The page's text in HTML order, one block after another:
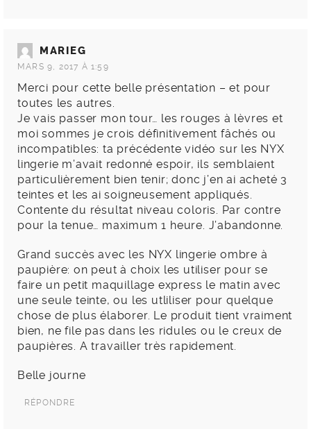
MARIEG
MARS 9, 2017 À 1:59
Merci pour cette belle présentation – et pour
toutes les autres.
Je vais passer mon tour… les rouges à lèvres et
moi sommes je crois définitivement fâchés ou
incompatibles: ta précédente vidéo sur les NYX
lingerie m’avait redonné espoir, ils semblaient
particulièrement bien tenir; donc j’en ai acheté 3
teintes et les ai soigneusement appliqués.
Contente du résultat niveau coloris. Par contre
pour la tenue… maximum 1 heure. J’abandonne.
Grand succès avec les NYX lingerie ombre à
paupière: on peut à choix les utiliser pour se
faire un petit maquillage express le matin avec
une seule teinte, ou les utliliser pour quelque
chose de plus élaborer. Le produit tient vraiment
bien, ne file pas dans les ridules ou le creux de
paupières. A travailler très rapidement.
Belle journe
RÉPONDRE